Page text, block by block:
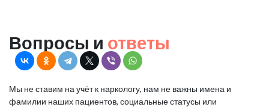
Вопросы и ответы
Мы не ставим на учёт к наркологу, нам не важны имена и
фамилии наших пациентов, социальные статусы или